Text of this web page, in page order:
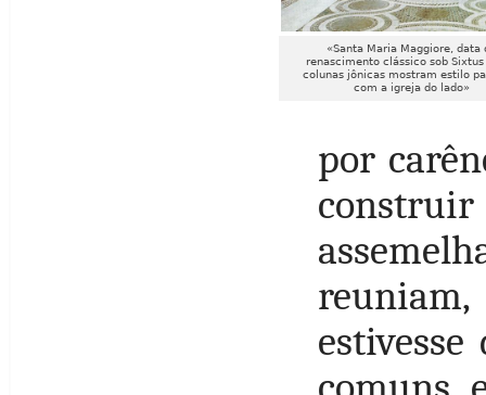
«Santa Maria Maggiore, data
renascimento clássico sob Sixtus
colunas jônicas mostram estilo
com a igreja do lado»
por
construir